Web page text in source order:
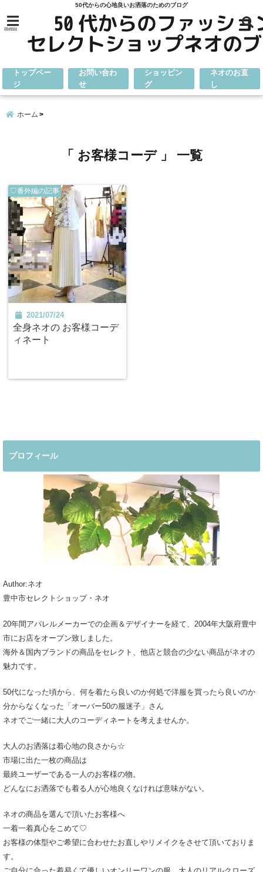
50代からの心地良いお洒落のためのブログ
menu
トップペー
ジ
お問い合わ
せ
ショッピン
グ
ネオのお直
し
ホーム
「 お客様コーデ 」 一覧
♡番外編の記事
2021/07/24
全身ネオの お客様コーデ
ィネート
プロフィール
Author:ネオ
豊中市セレクトショップ・ネオ
20年間アパレルメーカーでの企画＆デザイナーを経て、2004年大阪府豊中
市にお店をオープン致しました。
海外＆国内ブランドの商品をセレクト、他店と競合の少ない商品がネオの
魅力です。
50代になった頃から、何を着たら良いのか何処で洋服を買ったら良いのか
分からなくなった「オーバー50の服迷子」さん
ネオでご一緒に大人のコーディネートを考えませんか。
大人のお洒落は着心地の良さから☆
市場に出た一枚の商品は
最終ユーザーである一人のお客様の物。
どんなにお洒落でも着る人が心地良くなければ意味がない。
ネオの商品を選んで頂いたお客様へ
一着一着真心をこめて♡
お客様の体型やご希望に合わせたお直しやリメイクをさせて頂いておりま
す。